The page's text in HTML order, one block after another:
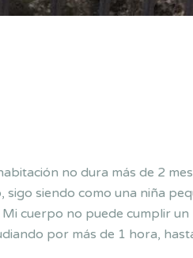
no dura más de 2
siendo como una niña
cuerpo no puede cumplir
por más de 1 hora,